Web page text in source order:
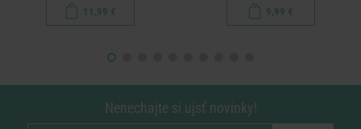
11,99 € 9,99 €
Nenechajte si ujsť novinky!